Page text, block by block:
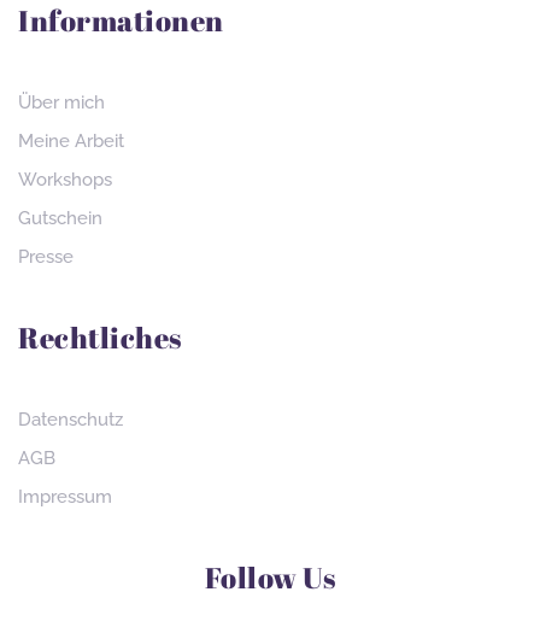
Informationen
Über mich
Meine Arbeit
Workshops
Gutschein
Presse
Rechtliches
Datenschutz
AGB
Impressum
Follow Us